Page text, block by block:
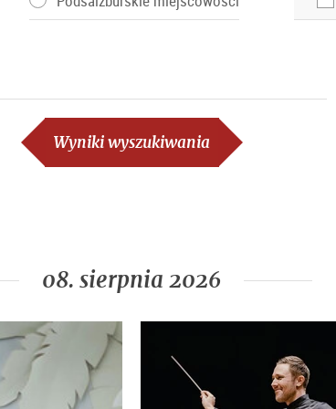
Wyniki wyszukiwania
08. sierpnia 2026